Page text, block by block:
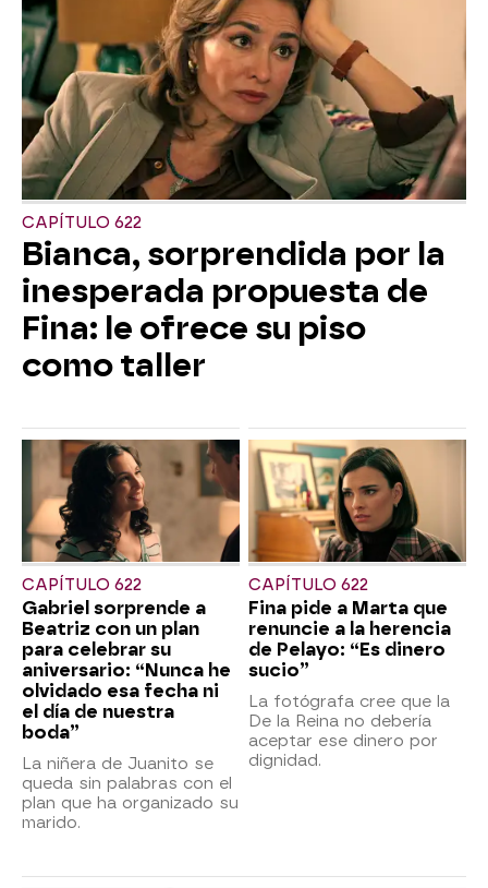
CAPÍTULO 622
Bianca, sorprendida por la
inesperada propuesta de
Fina: le ofrece su piso
como taller
CAPÍTULO 622
Gabriel sorprende a
Beatriz con un plan
para celebrar su
aniversario: “Nunca he
olvidado esa fecha ni
el día de nuestra
boda”
La niñera de Juanito se
queda sin palabras con el
plan que ha organizado su
marido.
CAPÍTULO 622
Fina pide a Marta que
renuncie a la herencia
de Pelayo: “Es dinero
sucio”
La fotógrafa cree que la
De la Reina no debería
aceptar ese dinero por
dignidad.